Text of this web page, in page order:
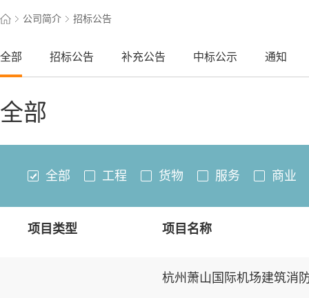
公司简介 招标公告
全部 招标公告 补充公告 中标公示 通知
全部
全部 工程 货物 服务 商业
项目类型 项目名称
杭州萧山国际机场建筑消